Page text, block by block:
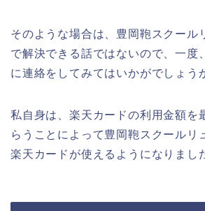
そのような場合は、豊岡鞄スクール
で解決できる話ではないので、一度
に連絡をしてみてはいかがでしょう
私自身は、楽天カードの利用金額を
らうことによって豊岡鞄スクールリ
楽天カードが使えるようになりまし